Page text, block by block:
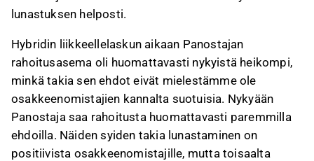
lunastuksen helposti.
Hybridin liikkeellelaskun aikaan Panostajan
rahoitusasema oli huomattavasti nykyistä heikompi,
minkä takia sen ehdot eivät mielestämme ole
osakkeenomistajien kannalta suotuisia. Nykyään
Panostaja saa rahoitusta huomattavasti paremmilla
ehdoilla. Näiden syiden takia lunastaminen on
positiivista osakkeenomistajille, mutta toisaalta